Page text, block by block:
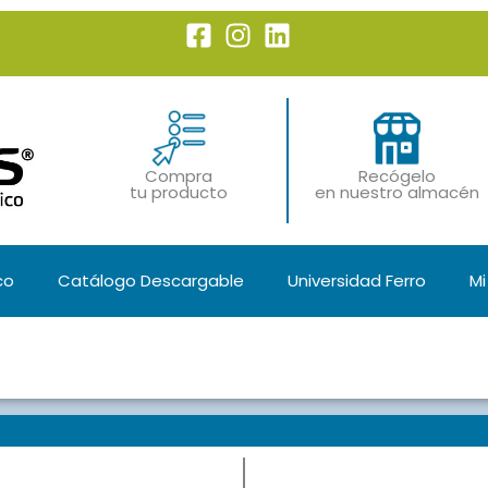
Compra
tu producto
Recógelo
en nuestro almacén
Catálogo Descargable Universidad Ferro